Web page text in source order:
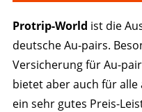
Protrip-World ist die
deutsche Au-pairs.
Versicherung für Au-
bietet aber auch für
ein sehr gutes Preis-